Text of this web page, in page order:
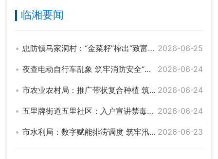
临湘要闻
忠防镇马家洞村：“金菜籽”榨出“致富油”小产业铺就增收路 2026-06-25
夜查电动自行车乱象 筑牢消防安全“防火墙” 2026-06-24
市农业农村局：推广带状复合种植 筑牢粮食安全根基 2026-06-24
五里牌街道五里社区：入户宣讲禁毒知识 同心筑牢平安防线 2026-06-24
市水利局：数字赋能排涝调度 筑牢汛期安全防线 2026-06-23